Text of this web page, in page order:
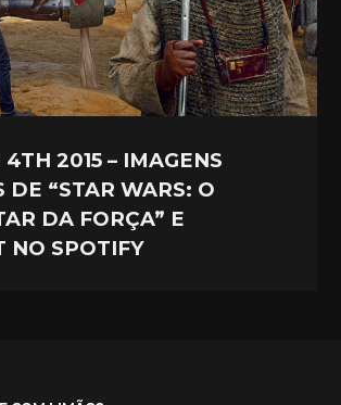
2015 – IMAGENS
DE “STAR WARS: O
DA FORÇA” E
NO SPOTIFY